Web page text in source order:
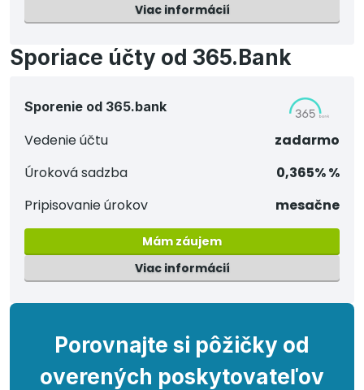
Viac informácií
Sporiace účty od 365.Bank
Sporenie od 365.bank
Vedenie účtu
zadarmo
Úroková sadzba
0,365% %
Pripisovanie úrokov
mesačne
Mám záujem
Viac informácií
Porovnajte si pôžičky od
overených poskytovateľov